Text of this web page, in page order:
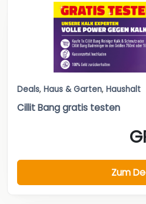
Deals, Haus & Garten, Haushalt
Cillit Bang gratis testen
Zum